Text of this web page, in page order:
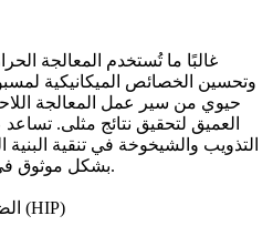
غالبًا ما تُستخدم المعالجة
وتحسين الخصائص الميكانيكية
حيوي من سير عمل المعالجة
العميق لتحقيق نتائج مثلى.
التذويب والشيخوخة في تنقية
بشكل موثوق في بيئات درجات الحرارة العالية.
الضغط متساوي الخواص الساخن (HIP)